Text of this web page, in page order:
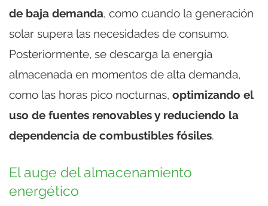
de baja demanda, como cuando la generación
solar supera las necesidades de consumo.
Posteriormente, se descarga la energía
almacenada en momentos de alta demanda,
como las horas pico nocturnas, optimizando el
uso de fuentes renovables y reduciendo la
dependencia de combustibles fósiles.
El auge del almacenamiento
energético